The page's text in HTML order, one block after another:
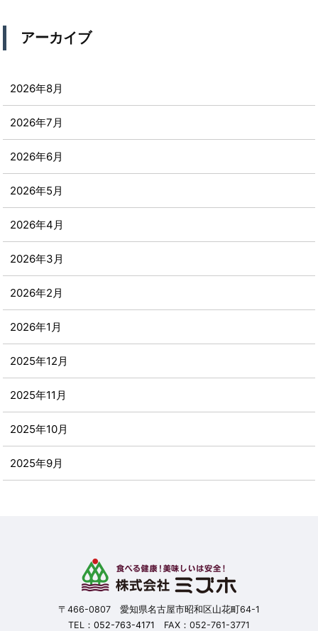
アーカイブ
2026年8月
2026年7月
2026年6月
2026年5月
2026年4月
2026年3月
2026年2月
2026年1月
2025年12月
2025年11月
2025年10月
2025年9月
〒466-0807 愛知県名古屋市昭和区山花町64-1
TEL： 052-763-4171 FAX：052-761-3771